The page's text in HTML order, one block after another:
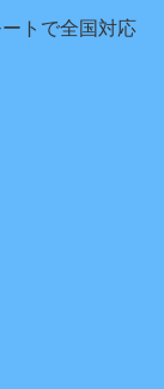
トで全国対応